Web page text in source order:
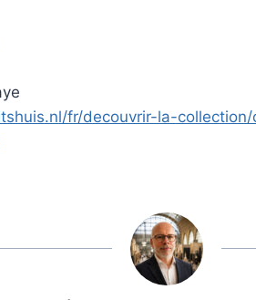
fr/decouvrir-la-